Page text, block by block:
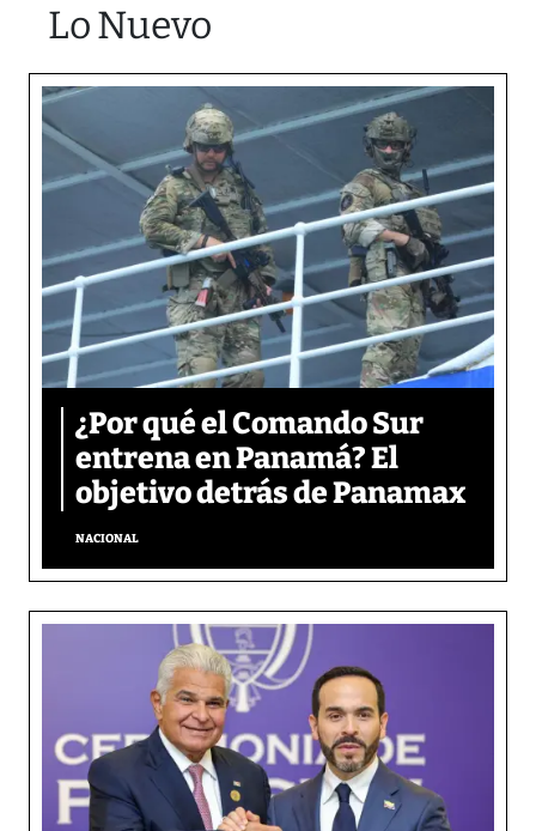
Lo Nuevo
¿Por qué el Comando Sur
entrena en Panamá? El
objetivo detrás de Panamax
NACIONAL